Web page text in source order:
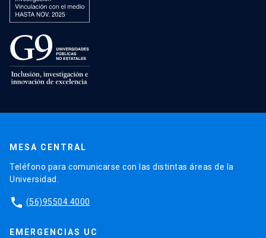
MESA CENTRAL
Teléfono para comunicarse con las distintas áreas de la
Universidad.
phone (56)95504 4000
EMERGENCIAS UC